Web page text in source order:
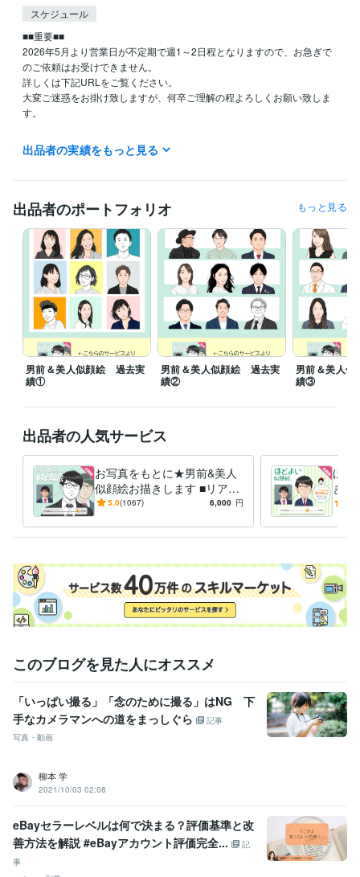
スケジュール
■■重要■■
2026年5月より営業日が不定期で週1～2日程となりますので、お急ぎで
のご依頼はお受けできません。
詳しくは下記URLをご覧ください。
大変ご迷惑をお掛け致しますが、何卒ご理解の程よろしくお願い致しま
す。
【営業日のご案内】
https://coconala.com/blogs/622201/744379
イラストレーター・漫画家 / イラストレーター 経験年数 : 6年
ビジネス・クリエイティブツール
Adobe Photoshop:5年CLIP STUDIO PAINT:6年
Character Animator:3年
得意分野
イラスト作成・漫画制作 イラスト
出品者の実績をもっと見る
出品者のポートフォリオ もっと見る
男前＆美人似顔絵 過去実
績①
男前＆美人似顔絵 過去実
績②
男前＆美人
績③
出品者の人気サービス
お写真をもとに★男前&美人
似顔絵お描きします ■リアル
だけど、お写真よりも親しみ
5.0(1067) 6,000 円
ほど
きし
フ紹
このブログを見た人にオススメ
「いっぱい撮る」「念のために撮る」はNG 下
手なカメラマンへの道をまっしぐら
記事
写真・動画
柳本 学
2021/10/03 02:08
eBayセラーレベルは何で決まる？評価基準と改
善方法を解説 #eBayアカウント評価完全...
記
事